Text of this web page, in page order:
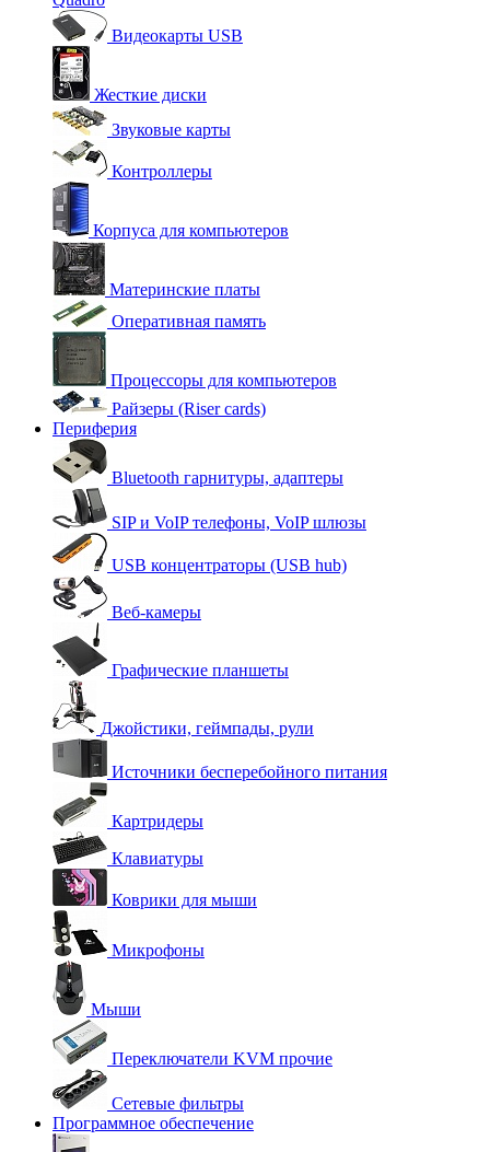
Видеокарты USB
Жесткие диски
Звуковые карты
Контроллеры
Корпуса для компьютеров
Материнские платы
Оперативная память
Процессоры для компьютеров
Райзеры (Riser cards)
Периферия
Bluetooth гарнитуры, адаптеры
SIP и VoIP телефоны, VoIP шлюзы
USB концентраторы (USB hub)
Веб-камеры
Графические планшеты
Джойстики, геймпады, рули
Источники бесперебойного питания
Картридеры
Клавиатуры
Коврики для мыши
Микрофоны
Мыши
Переключатели KVM прочие
Сетевые фильтры
Программное обеспечение